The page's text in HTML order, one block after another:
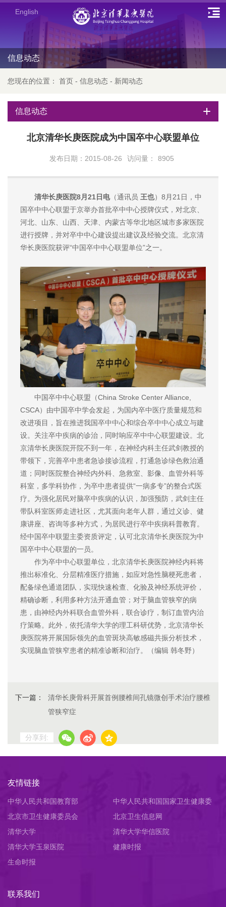
English
信息动态
您现在的位置： 首页 - 信息动态 - 新闻动态
信息动态
北京清华长庚医院成为中国卒中心联盟单位
发布日期：2015-08-26 访问量： 8905
清华长庚医院8月21日电（通讯员 王也）8月21日，中
国卒中中心联盟于京举办首批卒中中心授牌仪式，对北京、
河北、山东、山西、天津、内蒙古等华北地区城市多家医院
进行授牌，并对卒中中心建设提出建议及经验交流。北京清
华长庚医院获评“中国卒中中心联盟单位”之一。
中国卒中中心联盟（China Stroke Center Alliance,
CSCA）由中国卒中学会发起，为国内卒中医疗质量规范和
改进项目，旨在推进我国卒中中心和综合卒中中心成立与建
设。关注卒中疾病的诊治，同时响应卒中中心联盟建设。北
京清华长庚医院开院不到一年，在神经内科主任武剑教授的
带领下，完善卒中患者急诊接诊流程，打通急诊绿色救治通
道；同时医院整合神经内外科、急救室、影像、血管外科等
科室，多学科协作，为卒中患者提供“一病多专”的整合式医
疗。为强化居民对脑卒中疾病的认识，加强预防，武剑主任
带队科室医师走进社区，尤其面向老年人群，通过义诊、健
康讲座、咨询等多种方式，为居民进行卒中疾病科普教育。
经中国卒中联盟主委资质评定，认可北京清华长庚医院为中
国卒中中心联盟的一员。
作为卒中中心联盟单位，北京清华长庚医院神经内科将
推出标准化、分层精准医疗措施，如应对急性脑梗死患者，
配备绿色通道团队，实现快速检查、化验及神经系统评价，
精确诊断，利用多种方法开通血管；对于脑血管狭窄的病
患，由神经内外科联合血管外科，联合诊疗，制订血管内治
疗策略。此外，依托清华大学的理工科研优势，北京清华长
庚医院将开展国际领先的血管斑块高敏感磁共振分析技术，
实现脑血管狭窄患者的精准诊断和治疗。（编辑 韩冬野）
下一篇：
清华长庚骨科开展首例腰椎间孔镜微创手术治疗腰椎
管狭窄症
分享到:
友情链接
中华人民共和国教育部
中华人民共和国国家卫生健康委
员会
北京市卫生健康委员会
北京卫生信息网
清华大学
清华大学华信医院
清华大学玉泉医院
健康时报
生命时报
联系我们